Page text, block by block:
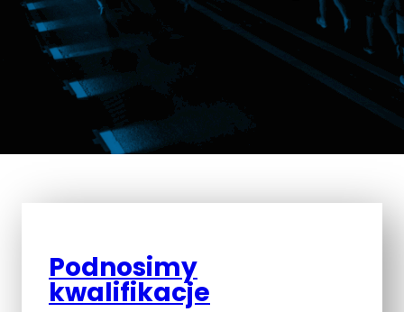
Podnosimy
kwalifikacje